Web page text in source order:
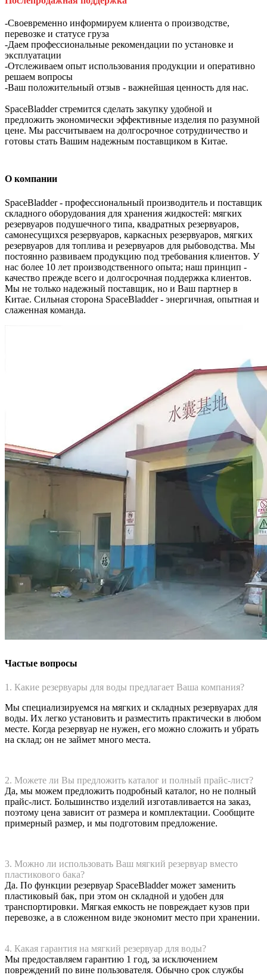
-Своевременно информируем клиента о производстве,
перевозке и статусе груза
-Даем профессиональные рекомендации по установке и
эксплуатации
-Отслеживаем опыт использования продукции и оперативно
решаем вопросы
-Ваш положительный отзыв - важнейшая ценность для нас.
SpaceBladder стремится сделать закупку удобной и
предложить экономически эффективные изделия по разумной
цене. Мы рассчитываем на долгосрочное сотрудничество и
готовы стать Вашим надежным поставщиком в Китае.
О компании
SpaceBladder - профессиональный производитель и поставщик
складного оборудования для хранения жидкостей: мягких
резервуаров подушечного типа, квадратных резервуаров,
самонесущихся резервуаров, каркасных резервуаров, мягких
резервуаров для топлива и резервуаров для рыбоводства. Мы
постоянно развиваем продукцию под требования клиентов. У
нас более 10 лет производственного опыта; наш принцип -
качество прежде всего и долгосрочная поддержка клиентов.
Мы не только надежный поставщик, но и Ваш партнер в
Китае. Сильная сторона SpaceBladder - энергичная, опытная и
слаженная команда.
Частые вопросы
1. Какие резервуары для воды предлагает Ваша компания?
Мы специализируемся на мягких и складных резервуарах для
воды. Их легко установить и разместить практически в любом
месте. Когда резервуар не нужен, его можно сложить и убрать
на склад; он не займет много места.
2. Можете ли Вы предложить каталог и полный прайс-лист?
Да, мы можем предложить подробный каталог, но не полный
прайс-лист. Большинство изделий изготавливается на заказ,
поэтому цена зависит от размера и комплектации. Сообщите
примерный размер, и мы подготовим предложение.
3. Можно ли использовать Ваш мягкий резервуар вместо
пластикового бака?
Да. По функции резервуар SpaceBladder может заменить
пластиковый бак, при этом он складной и удобен для
транспортировки. Мягкая емкость не повреждает кузов при
перевозке, а в сложенном виде экономит место при хранении.
4. Какая гарантия на мягкий резервуар для воды?
Мы предоставляем гарантию 1 год, за исключением
повреждений по вине пользователя. Обычно срок службы